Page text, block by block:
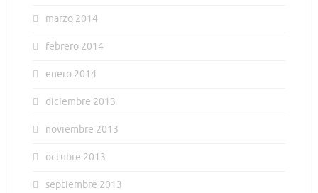
marzo 2014
febrero 2014
enero 2014
diciembre 2013
noviembre 2013
octubre 2013
septiembre 2013